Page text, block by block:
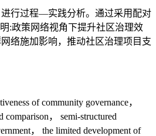
行过程—实践分析。通过采用配对
:政策网络视角下提升社区治理效
络施加影响，推动社区治理项目支
of community governance，
comparison， semi-structured
， the limited development of